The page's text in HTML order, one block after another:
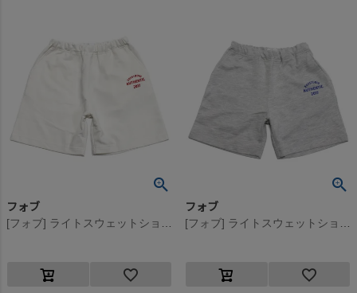
フォブ フォブ